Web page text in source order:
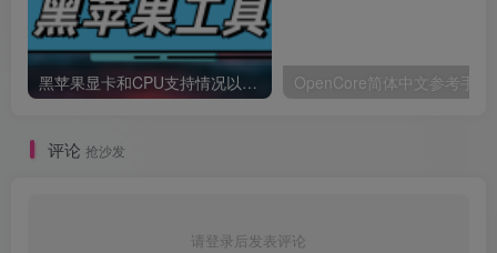
黑苹果显卡和CPU支持情况以及购买硬件防踩坑指南 OpenCore简体中文参考手册
评论 抢沙发
请登录后发表评论